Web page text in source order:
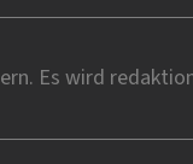
Es wird